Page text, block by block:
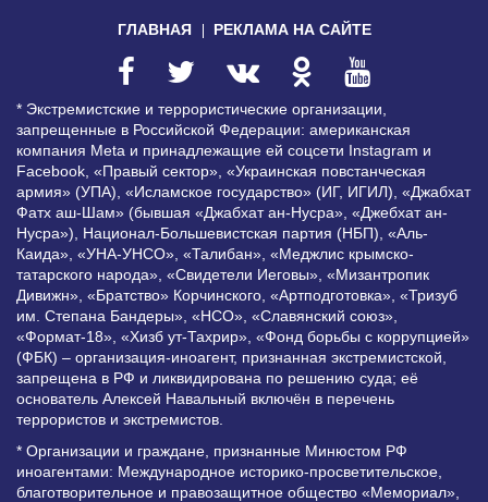
ГЛАВНАЯ РЕКЛАМА НА САЙТЕ
* Экстремистские и террористические организации,
запрещенные в Российской Федерации: американская
компания Meta и принадлежащие ей соцсети Instagram и
Facebook, «Правый сектор», «Украинская повстанческая
армия» (УПА), «Исламское государство» (ИГ, ИГИЛ), «Джабхат
Фатх аш-Шам» (бывшая «Джабхат ан-Нусра», «Джебхат ан-
Нусра»), Национал-Большевистская партия (НБП), «Аль-
Каида», «УНА-УНСО», «Талибан», «Меджлис крымско-
татарского народа», «Свидетели Иеговы», «Мизантропик
Дивижн», «Братство» Корчинского, «Артподготовка», «Тризуб
им. Степана Бандеры», «НСО», «Славянский союз»,
«Формат-18», «Хизб ут-Тахрир», «Фонд борьбы с коррупцией»
(ФБК) – организация-иноагент, признанная экстремистской,
запрещена в РФ и ликвидирована по решению суда; её
основатель Алексей Навальный включён в перечень
террористов и экстремистов.
* Организации и граждане, признанные Минюстом РФ
иноагентами: Международное историко-просветительское,
благотворительное и правозащитное общество «Мемориал»,